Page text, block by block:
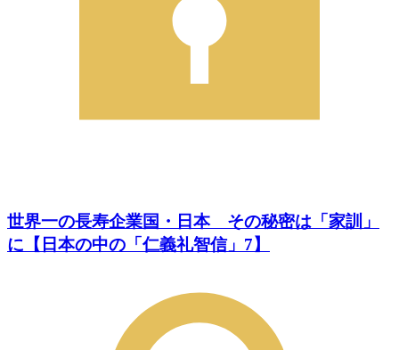
世界一の長寿企業国・日本 その秘密は「家訓」
に【日本の中の「仁義礼智信」7】